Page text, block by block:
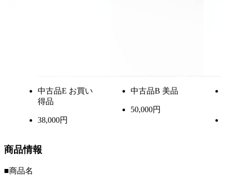
中古品E お買い
得品
38,000円
中古品B 美品
50,000円
中
商品情報
■商品名